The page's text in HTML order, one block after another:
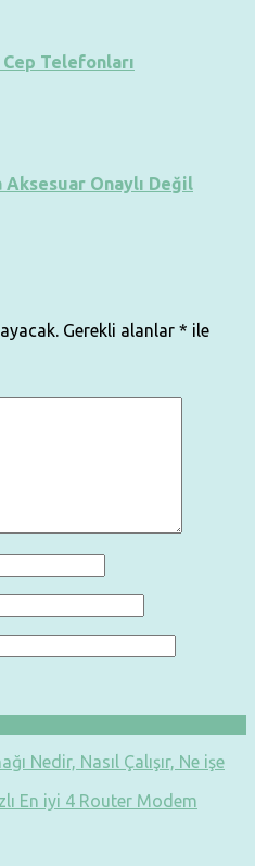
Telefonları
Onaylı Değil
Gerekli alanlar * ile
Nedir, Nasıl Çalışır, Ne işe
En iyi 4 Router Modem